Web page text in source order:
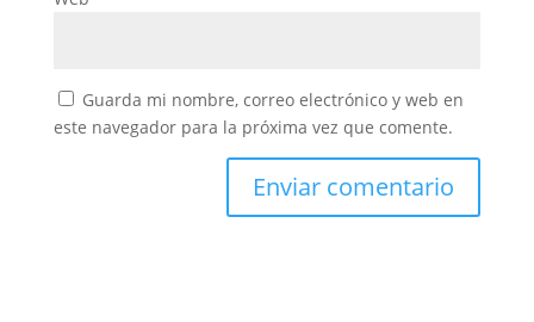
Guarda mi nombre, correo electrónico y web en
este navegador para la próxima vez que comente.